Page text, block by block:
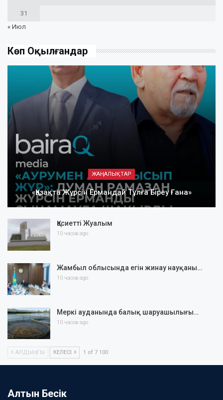
31
« Июл
Көп Оқылғандар
ЖАҢАЛЫҚТАР
«Қазақта Жүрсін Ермандай Тұлға Біреу Ғана»
Қасиетті Жуалым
10 часов ago
Жамбыл облысында егін жинау науқаны…
10 часов ago
Меркі ауданында балық шаруашылығы…
10 часов ago
АЛДЫҢҒЫ КЕЛЕСІ 1 of 7 100
Алтын Бесік